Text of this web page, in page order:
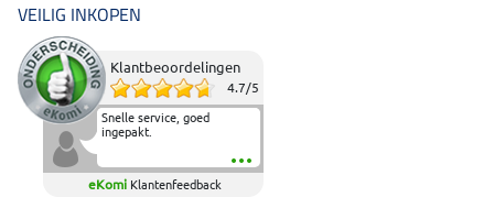
VEILIG INKOPEN
Klantbeoordelingen
4.7/5
Snelle service, goed
ingepakt.
eKomi Klantenfeedback